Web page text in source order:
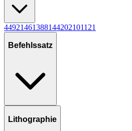
44921461388144202101121
Befehlssatz
Lithographie